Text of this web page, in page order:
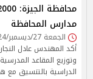
مدارس المحافظة
الجمعة 27/ديسمبر/2024 - 08:45 م
أكد المهندس عادل
وتوزيع المقاعد
الدراسية بالتنسيق مع